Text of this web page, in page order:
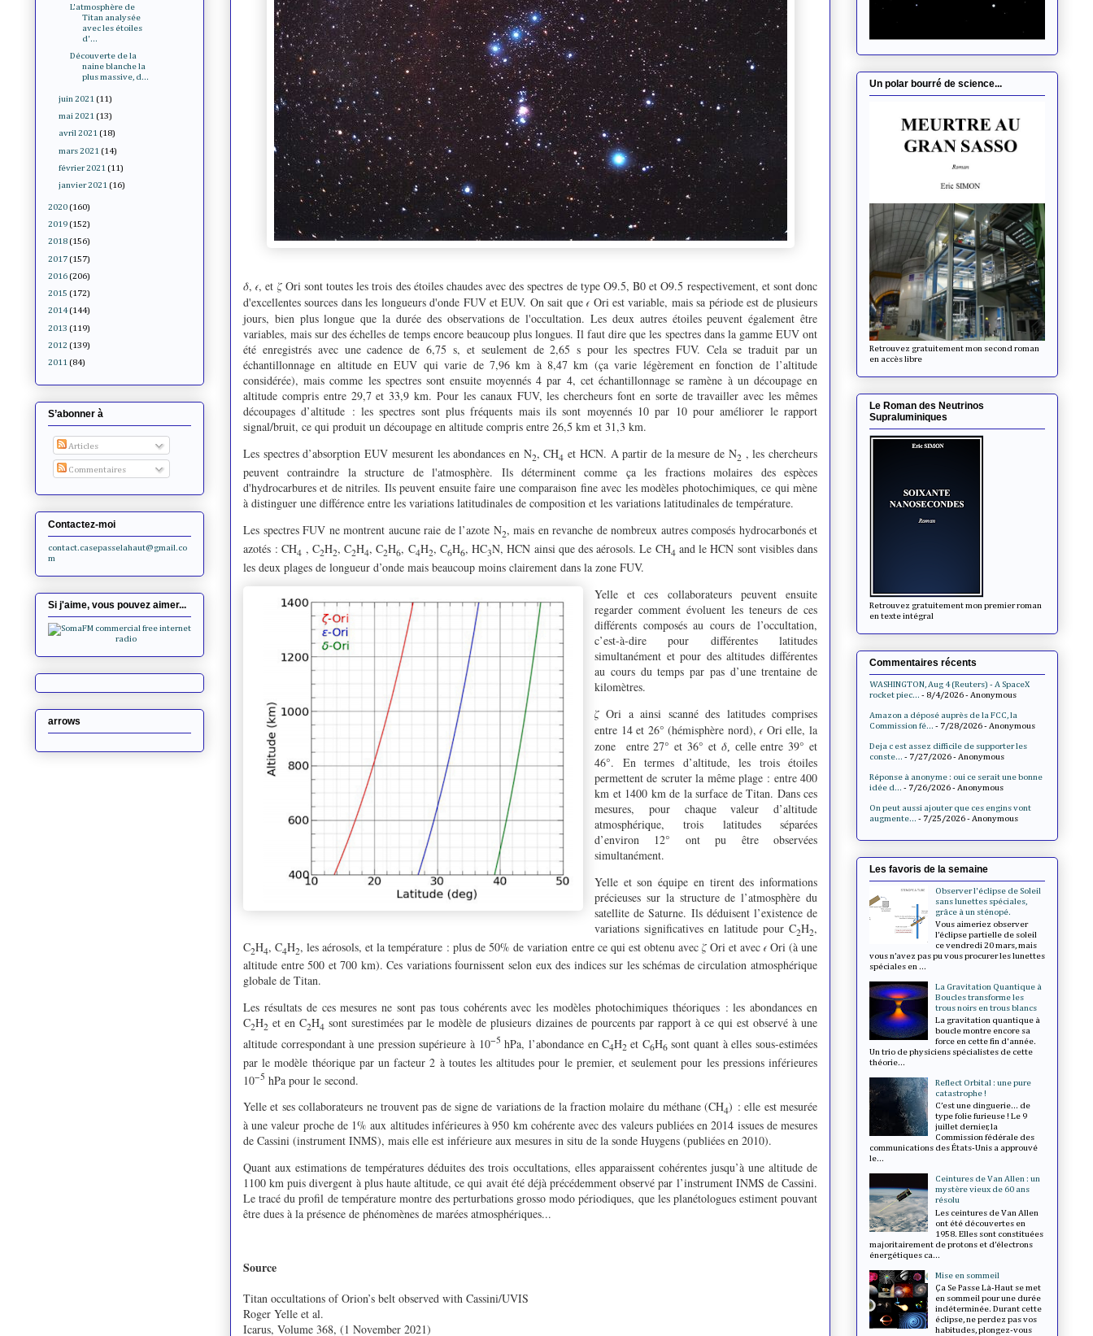
𝛿,𝜖, et 𝜁Ori sont toutes les trois des étoiles chaudes avec des spectres de type O9.5, B0 et O9.5 respectivement, et sont donc
d'excellentes sources dans les longueurs d'onde FUV et EUV. On sait que𝜖 Ori est variable, mais sa période est de plusieurs
jours, bien plus longue que la durée des observations de l'occultation. Les deux autres étoiles peuvent également être
variables, mais sur des échelles de temps encore beaucoup plus longues. Il faut dire que les spectres dans la gamme EUV ont
été enregistrés avec une cadence de 6,75 s, et seulement de 2,65 s pour les spectres FUV. Cela se traduit par un
échantillonnage en altitude en EUV qui varie de 7,96 km à 8,47 km (ça varie légèrement en fonction de l’altitude
considérée), mais comme les spectres sont ensuite moyennés 4 par 4, cet échantillonnage se ramène à un découpage en
altitude compris entre 29,7 et 33,9 km. Pour les canaux FUV, les chercheurs font en sorte de travailler avec les mêmes
découpages d’altitude : les spectres sont plus fréquents mais ils sont moyennés 10 par 10 pour améliorer le rapport
signal/bruit, ce qui produit un découpage en altitude compris entre 26,5 km et 31,3 km.
Les spectres d’absorption EUV mesurent les abondances en N2, CH4 et HCN. A partir de la mesure de N2 , les chercheurs
peuvent contraindre la structure de l'atmosphère. Ils déterminent comme ça les fractions molaires des espèces
d'hydrocarbures et de nitriles. Ils peuvent ensuite faire une comparaison fine avec les modèles photochimiques, ce qui mène
à distinguer une différence entre les variations latitudinales de composition et les variations latitudinales de température.
Les spectres FUV ne montrent aucune raie de l’azote N2, mais en revanche de nombreux autres composés hydrocarbonés et
azotés : CH4 , C2H2, C2H4, C2H6, C4H2, C6H6, HC3N, HCN ainsi que des aérosols. Le CH4 and le HCN sont visibles dans
les deux plages de longueur d’onde mais beaucoup moins clairement dans la zone FUV.
Yelle et ces collaborateurs peuvent ensuite
regarder comment évoluent les teneurs de ces
différents composés au cours de l’occultation,
c’est-à-dire pour différentes latitudes
simultanément et pour des altitudes différentes
au cours du temps par pas d’une trentaine de
kilomètres.
𝜁 Ori a ainsi scanné des latitudes comprises
entre 14 et 26° (hémisphère nord),𝜖 Ori elle, la
zone entre 27° et 36° et 𝛿, celleentre 39° et
46°. En termes d’altitude, les trois étoiles
permettent de scruter la même plage : entre 400
km et 1400 km de la surface de Titan. Dans ces
mesures, pour chaque valeur d’altitude
atmosphérique, trois latitudes séparées
d’environ 12° ont pu être observées
simultanément.
Yelle et son équipe en tirent des informations
précieuses sur la structure de l’atmosphère du
satellite de Saturne. Ils déduisent l’existence de
variations significatives en latitude pour C2H2,
C2H4, C4H2, les aérosols, et la température : plus de 50% de variation entre ce qui est obtenu avec 𝜁Ori et avec 𝜖Ori (à une
altitude entre 500 et 700 km). Ces variations fournissent selon eux des indices sur les schémas de circulation atmosphérique
globale de Titan.
Les résultats de ces mesures ne sont pas tous cohérents avec les modèles photochimiques théoriques : les abondances en
C2H2 et en C2H4 sont surestimées par le modèle de plusieurs dizaines de pourcents par rapport à ce qui est observé à une
altitude correspondant à une pression supérieure à 10−5 hPa, l’abondance en C4H2et C6H6sont quant à elles sous-estimées
par le modèle théorique par un facteur 2 à toutes les altitudes pour le premier, et seulement pour les pressions inférieures
10−5 hPa pour le second.
Yelle et ses collaborateurs ne trouvent pas de signe de variations de la fraction molaire du méthane (CH4) : elle est mesurée
à une valeur proche de 1% aux altitudes inférieures à 950 km cohérente avec des valeurs publiées en 2014 issues de mesures
de Cassini (instrument INMS), mais elle est inférieure aux mesures in situ de la sonde Huygens (publiées en 2010).
Quant aux estimations de températures déduites des trois occultations, elles apparaissent cohérentes jusqu’à une altitude de
1100 km puis divergent à plus haute altitude, ce qui avait été déjà précédemment observé par l’instrument INMS de Cassini.
Le tracé du profil de température montre des perturbations grosso modo périodiques, que les planétologues estiment pouvant
être dues à la présence de phénomènes de marées atmosphériques...
Source
Titan occultations of Orion’s belt observed with Cassini/UVIS
Roger Yelle et al.
Icarus, Volume 368, (1 November 2021)
L'atmosphère de
Titan analysée
avec les étoiles
d'...
Découverte de la
naine blanche la
plus massive, d...
juin 2021 (11)
mai 2021 (13)
avril 2021 (18)
mars 2021 (14)
février 2021 (11)
janvier 2021 (16)
2020 (160)
2019 (152)
2018 (156)
2017 (157)
2016 (206)
2015 (172)
2014 (144)
2013 (119)
2012 (139)
2011 (84)
S’abonner à
Articles
Commentaires
Contactez-moi
contact.casepasselahaut@gmail.co
m
Si j'aime, vous pouvez aimer...
arrows
Un polar bourré de science...
Retrouvez gratuitement mon second roman
en accès libre
Le Roman des Neutrinos
Supraluminiques
Retrouvez gratuitement mon premier roman
en texte intégral
Commentaires récents
WASHINGTON, Aug 4 (Reuters) - A SpaceX
rocket piec... - 8/4/2026- Anonymous
Amazon a déposé auprès de la FCC, la
Commission fé... - 7/28/2026- Anonymous
Deja c est assez difficile de supporter les
conste... - 7/27/2026- Anonymous
Réponse à anonyme : oui ce serait une bonne
idée d... - 7/26/2026- Anonymous
On peut aussi ajouter que ces engins vont
augmente... - 7/25/2026- Anonymous
Les favoris de la semaine
Observer l'éclipse de Soleil
sans lunettes spéciales,
grâce à un sténopé.
Vous aimeriez observer
l’éclipse partielle de soleil
ce vendredi 20 mars, mais
vous n’avez pas pu vous procurer les lunettes
spéciales en ...
La Gravitation Quantique à
Boucles transforme les
trous noirs en trous blancs
La gravitation quantique à
boucle montre encore sa
force en cette fin d'année.
Un trio de physiciens spécialistes de cette
théorie...
Reflect Orbital : une pure
catastrophe !
C’est une dinguerie... de
type folie furieuse ! Le 9
juillet dernier, la
Commission fédérale des
communications des États-Unis a approuvé
le...
Ceintures de Van Allen : un
mystère vieux de 60 ans
résolu
Les ceintures de Van Allen
ont été découvertes en
1958. Elles sont constituées
majoritairement de protons et d’électrons
énergétiques ca...
Mise en sommeil
Ça Se Passe Là-Haut se met
en sommeil pour une durée
indéterminée. Durant cette
éclipse, ne perdez pas vos
habitudes, plongez-vous